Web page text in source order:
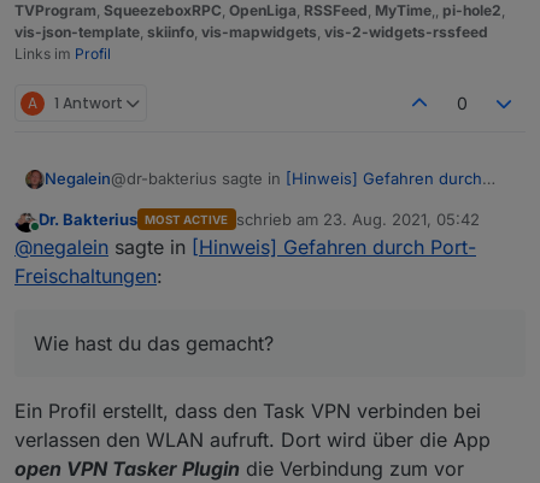
TVProgram, SqueezeboxRPC, OpenLiga, RSSFeed, MyTime,, pi-hole2,
vis-json-template, skiinfo, vis-mapwidgets, vis-2-widgets-rssfeed
Links im Profil
A 1 Antwort 0
Negalein@dr-bakterius sagte in [Hinweis] Gefahren durch
Ich habe unsere Androiden so eingerichtet,
automatisch aktiviert wird
Wie hast du das gemacht?
manchen Autom. Apps, aber nichts brauchbares
gefunden, oder Tasker einfach nicht gecheckt.
Online
Dr. Bakterius MOST ACTIVE schrieb am 23. Aug. 2021, 05:42
zuletzt editiert von
@negalein sagte in [Hinweis] Gefahren durch Port-
Freischaltungen:
Wie hast du das gemacht?
Ein Profil erstellt, dass den Task VPN verbinden bei
verlassen den WLAN aufruft. Dort wird über die App
open VPN Tasker Plugin die Verbindung zum vor